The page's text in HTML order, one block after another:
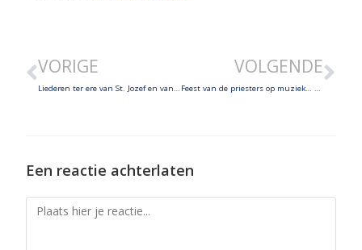
VORIGE
Liederen ter ere van St. Jozef en van Maria
VOLGENDE
Feest van de priesters op muziek… van priesters!
Een reactie achterlaten